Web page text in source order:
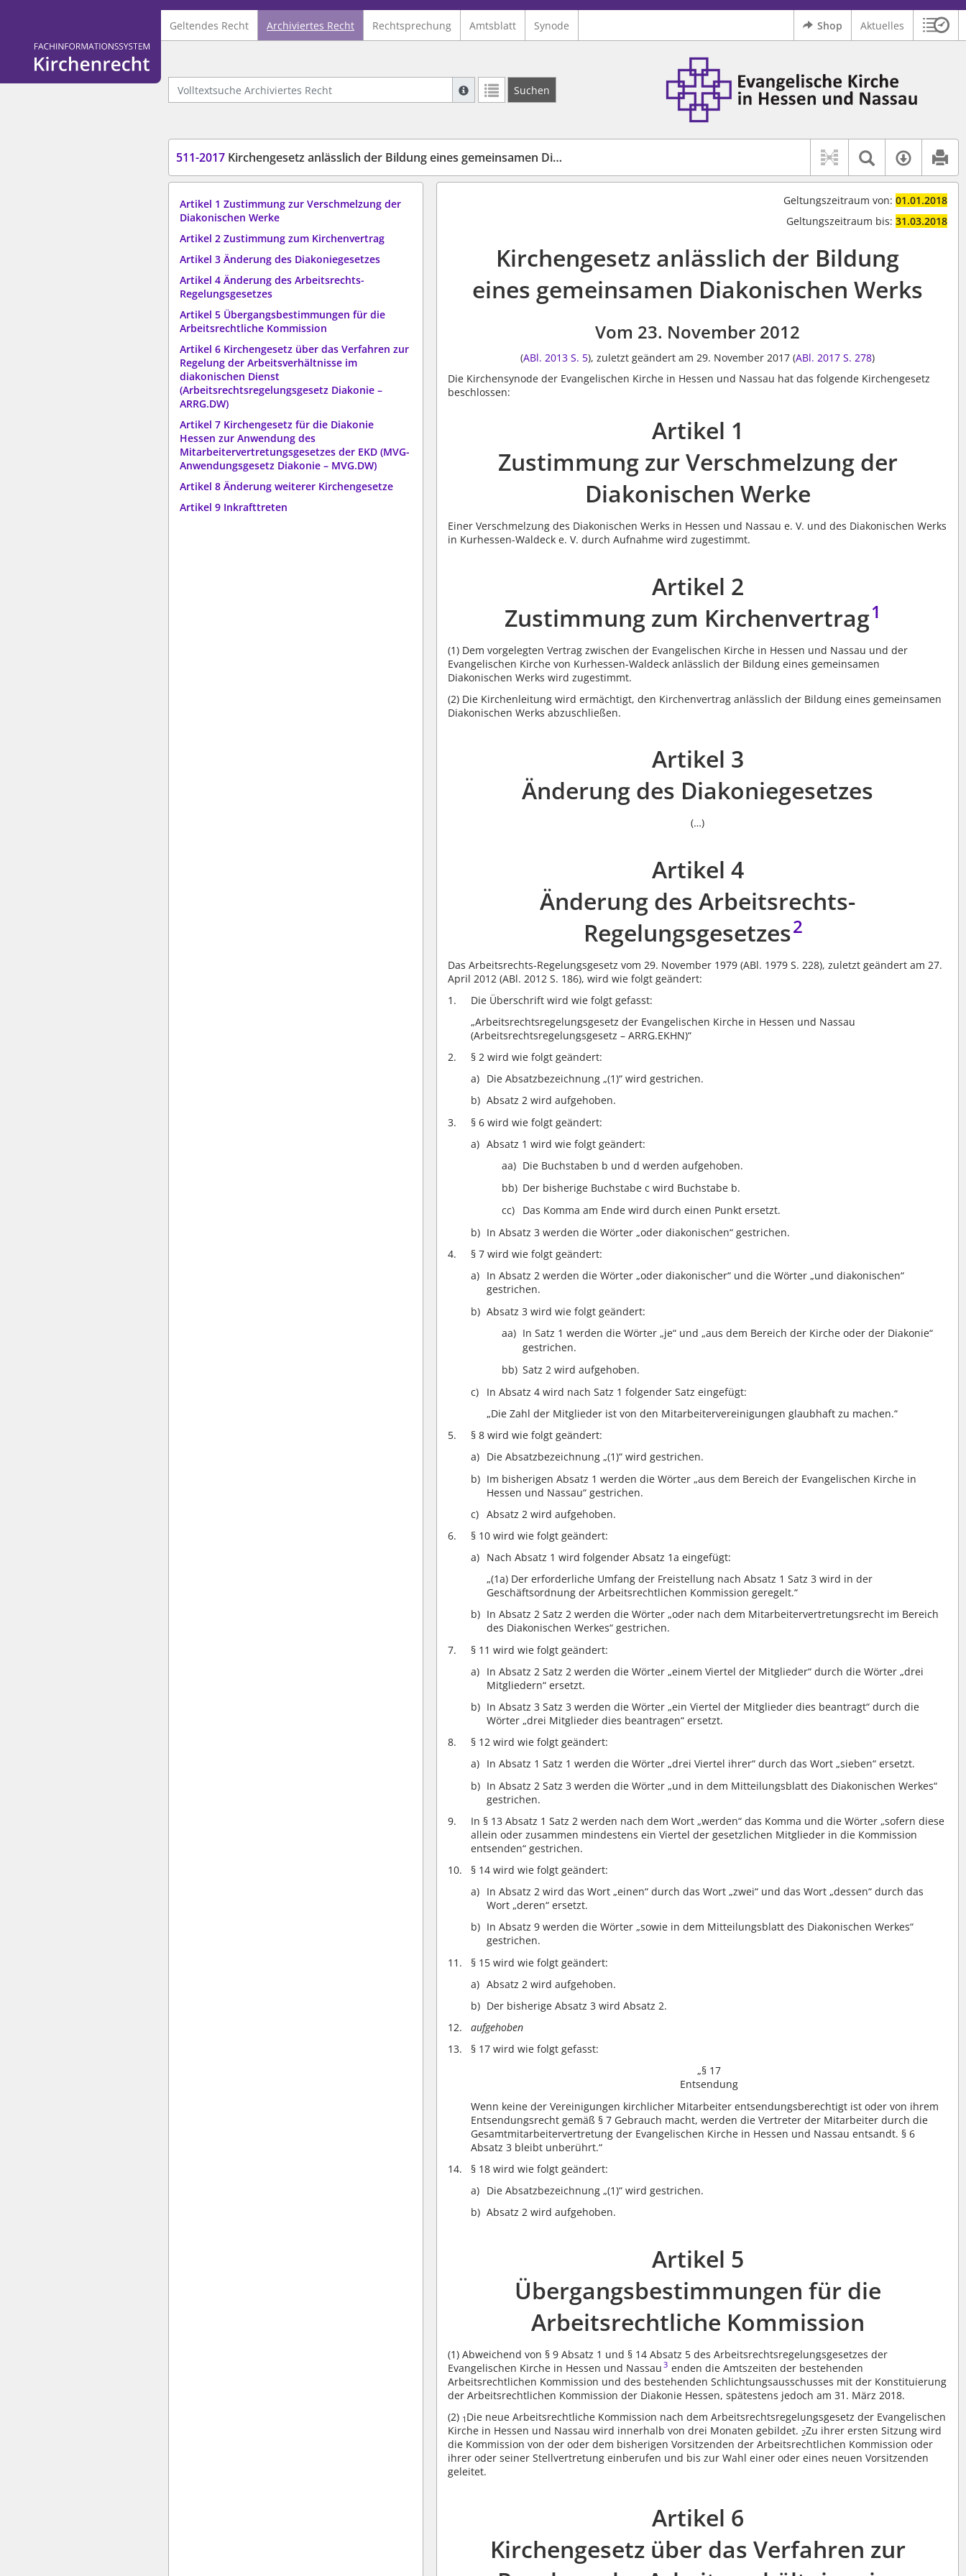
Logo Fachinformationssystem Kirchenrecht
Geltendes Recht Archiviertes Recht Rechtsprechung Amtsblatt Synode Shop Aktuelles
Volltextsuche Archiviertes Recht
Suche mit Platzhalter "*", Bsp. Pfarrer*, findet auch: "Pfarrerinitiative" oder "Pfarrerausschuss".
Weitere Suchoperatoren finden Sie in unserer Hilfe.
Suchen
Logo Ev. Kirche in Hessen und Nassau
511-2017 Kirchengesetz anlässlich der Bildung eines gemeinsamen Diakonischen Werks Textsuche
Artikel 1 Zustimmung zur Verschmelzung der
Diakonischen Werke
Artikel 2 Zustimmung zum Kirchenvertrag
Artikel 3 Änderung des Diakoniegesetzes
Artikel 4 Änderung des Arbeitsrechts-
Regelungsgesetzes
Artikel 5 Übergangsbestimmungen für die
Arbeitsrechtliche Kommission
Artikel 6 Kirchengesetz über das Verfahren zur
Regelung der Arbeitsverhältnisse im
diakonischen Dienst
(Arbeitsrechtsregelungsgesetz Diakonie –
ARRG.DW)
Artikel 7 Kirchengesetz für die Diakonie
Hessen zur Anwendung des
Mitarbeitervertretungsgesetzes der EKD (MVG-
Anwendungsgesetz Diakonie – MVG.DW)
Artikel 8 Änderung weiterer Kirchengesetze
Artikel 9 Inkrafttreten
Geltungszeitraum von: 01.01.2018
Geltungszeitraum bis: 31.03.2018
Kirchengesetz anlässlich der Bildung
eines gemeinsamen Diakonischen Werks
Vom 23. November 2012
(ABl. 2013 S. 5), zuletzt geändert am 29. November 2017 (ABl. 2017 S. 278)
Die Kirchensynode der Evangelischen Kirche in Hessen und Nassau hat das folgende Kirchengesetz
beschlossen:
Artikel 1
Zustimmung zur Verschmelzung der
Diakonischen Werke
Einer Verschmelzung des Diakonischen Werks in Hessen und Nassau e. V. und des Diakonischen Werks
in Kurhessen-Waldeck e. V. durch Aufnahme wird zugestimmt.
Artikel 2
Zustimmung zum Kirchenvertrag1
(1) Dem vorgelegten Vertrag zwischen der Evangelischen Kirche in Hessen und Nassau und der
Evangelischen Kirche von Kurhessen-Waldeck anlässlich der Bildung eines gemeinsamen
Diakonischen Werks wird zugestimmt.
(2) Die Kirchenleitung wird ermächtigt, den Kirchenvertrag anlässlich der Bildung eines gemeinsamen
Diakonischen Werks abzuschließen.
Artikel 3
Änderung des Diakoniegesetzes
(…)
Artikel 4
Änderung des Arbeitsrechts-
Regelungsgesetzes2
Das Arbeitsrechts-Regelungsgesetz vom 29. November 1979 (ABl. 1979 S. 228), zuletzt geändert am 27.
April 2012 (ABl. 2012 S. 186), wird wie folgt geändert:
Die Überschrift wird wie folgt gefasst:
„Arbeitsrechtsregelungsgesetz der Evangelischen Kirche in Hessen und Nassau
(Arbeitsrechtsregelungsgesetz – ARRG.EKHN)“
§ 2 wird wie folgt geändert:
Die Absatzbezeichnung „(1)“ wird gestrichen.
Absatz 2 wird aufgehoben.
§ 6 wird wie folgt geändert:
Absatz 1 wird wie folgt geändert:
aa) Die Buchstaben b und d werden aufgehoben.
bb) Der bisherige Buchstabe c wird Buchstabe b.
cc)
Das Komma am Ende wird durch einen Punkt ersetzt.
In Absatz 3 werden die Wörter „oder diakonischen“ gestrichen.
§ 7 wird wie folgt geändert:
In Absatz 2 werden die Wörter „oder diakonischer“ und die Wörter „und diakonischen“
gestrichen.
Absatz 3 wird wie folgt geändert:
aa) In Satz 1 werden die Wörter „je“ und „aus dem Bereich der Kirche oder der Diakonie“
gestrichen.
bb) Satz 2 wird aufgehoben.
In Absatz 4 wird nach Satz 1 folgender Satz eingefügt:
„Die Zahl der Mitglieder ist von den Mitarbeitervereinigungen glaubhaft zu machen.“
§ 8 wird wie folgt geändert:
Die Absatzbezeichnung „(1)“ wird gestrichen.
Im bisherigen Absatz 1 werden die Wörter „aus dem Bereich der Evangelischen Kirche in
Hessen und Nassau“ gestrichen.
Absatz 2 wird aufgehoben.
§ 10 wird wie folgt geändert:
Nach Absatz 1 wird folgender Absatz 1a eingefügt:
„(1a) Der erforderliche Umfang der Freistellung nach Absatz 1 Satz 3 wird in der
Geschäftsordnung der Arbeitsrechtlichen Kommission geregelt.“
In Absatz 2 Satz 2 werden die Wörter „oder nach dem Mitarbeitervertretungsrecht im Bereich
des Diakonischen Werkes“ gestrichen.
§ 11 wird wie folgt geändert:
In Absatz 2 Satz 2 werden die Wörter „einem Viertel der Mitglieder“ durch die Wörter „drei
Mitgliedern“ ersetzt.
In Absatz 3 Satz 3 werden die Wörter „ein Viertel der Mitglieder dies beantragt“ durch die
Wörter „drei Mitglieder dies beantragen“ ersetzt.
§ 12 wird wie folgt geändert:
In Absatz 1 Satz 1 werden die Wörter „drei Viertel ihrer“ durch das Wort „sieben“ ersetzt.
In Absatz 2 Satz 3 werden die Wörter „und in dem Mitteilungsblatt des Diakonischen Werkes“
gestrichen.
In § 13 Absatz 1 Satz 2 werden nach dem Wort „werden“ das Komma und die Wörter „sofern diese
allein oder zusammen mindestens ein Viertel der gesetzlichen Mitglieder in die Kommission
entsenden“ gestrichen.
§ 14 wird wie folgt geändert:
In Absatz 2 wird das Wort „einen“ durch das Wort „zwei“ und das Wort „dessen“ durch das
Wort „deren“ ersetzt.
In Absatz 9 werden die Wörter „sowie in dem Mitteilungsblatt des Diakonischen Werkes“
gestrichen.
§ 15 wird wie folgt geändert:
Absatz 2 wird aufgehoben.
Der bisherige Absatz 3 wird Absatz 2.
aufgehoben
§ 17 wird wie folgt gefasst:
„§ 17
Entsendung
Wenn keine der Vereinigungen kirchlicher Mitarbeiter entsendungsberechtigt ist oder von ihrem
Entsendungsrecht gemäß § 7 Gebrauch macht, werden die Vertreter der Mitarbeiter durch die
Gesamtmitarbeitervertretung der Evangelischen Kirche in Hessen und Nassau entsandt. § 6
Absatz 3 bleibt unberührt.“
§ 18 wird wie folgt geändert:
Die Absatzbezeichnung „(1)“ wird gestrichen.
Absatz 2 wird aufgehoben.
Artikel 5
Übergangsbestimmungen für die
Arbeitsrechtliche Kommission
(1) Abweichend von § 9 Absatz 1 und § 14 Absatz 5 des Arbeitsrechtsregelungsgesetzes der
Evangelischen Kirche in Hessen und Nassau 3 enden die Amtszeiten der bestehenden
Arbeitsrechtlichen Kommission und des bestehenden Schlichtungsausschusses mit der Konstituierung
der Arbeitsrechtlichen Kommission der Diakonie Hessen, spätestens jedoch am 31. März 2018.
(2) 1 Die neue Arbeitsrechtliche Kommission nach dem Arbeitsrechtsregelungsgesetz der Evangelischen
Kirche in Hessen und Nassau wird innerhalb von drei Monaten gebildet. 2Zu ihrer ersten Sitzung wird
die Kommission von der oder dem bisherigen Vorsitzenden der Arbeitsrechtlichen Kommission oder
ihrer oder seiner Stellvertretung einberufen und bis zur Wahl einer oder eines neuen Vorsitzenden
geleitet.
Artikel 6
Kirchengesetz über das Verfahren zur